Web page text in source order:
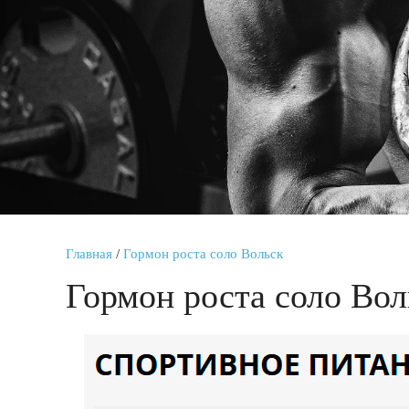
Главная / Гормон роста соло Вольск
Гормон роста соло